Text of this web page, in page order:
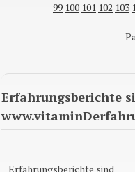
99 100 101 102 103
Erfahrungsberichte
Erfahrungsberichte sind